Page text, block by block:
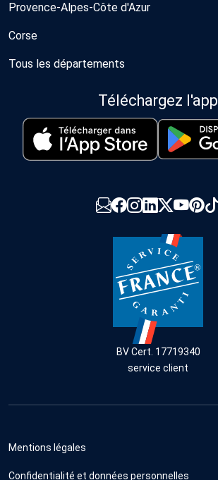
Provence-Alpes-Côte d'Azur
Corse
Tous les départements
Téléchargez l'app
BV Cert. 17719340
service client
Mentions légales
Confidentialité et données personnelles